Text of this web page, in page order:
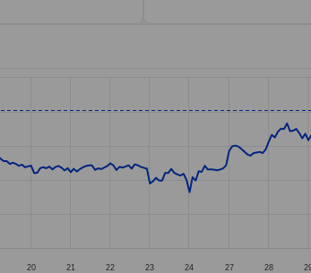
from 489.92 to 562.45.
20 21 22 23 24 27 28